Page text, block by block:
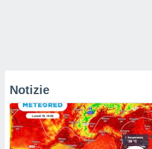
Notizie